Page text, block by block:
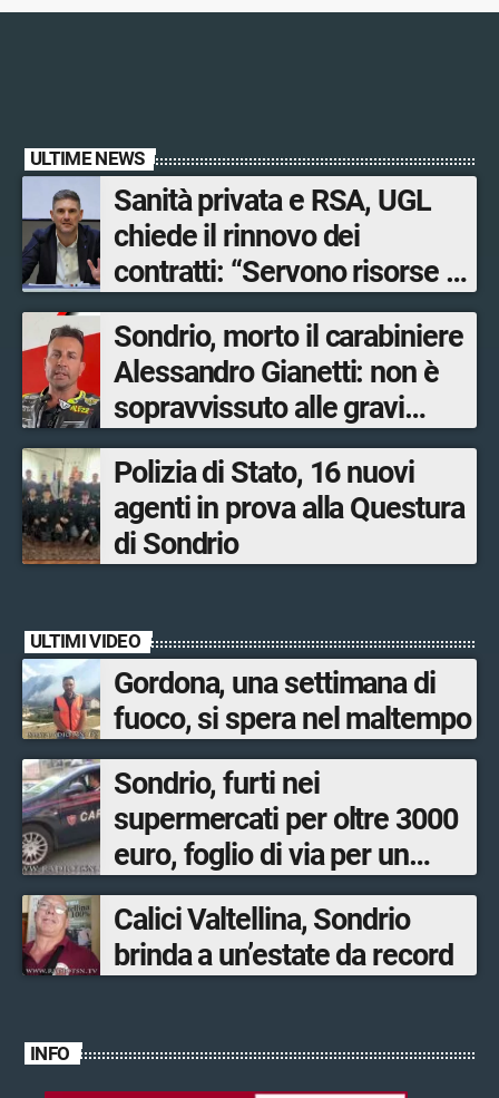
ULTIME NEWS
Sanità privata e RSA, UGL
chiede il rinnovo dei
contratti: “Servono risorse e
salari adeguati”
Sondrio, morto il carabiniere
Alessandro Gianetti: non è
sopravvissuto alle gravi
ustioni
Polizia di Stato, 16 nuovi
agenti in prova alla Questura
di Sondrio
ULTIMI VIDEO
Gordona, una settimana di
fuoco, si spera nel maltempo
Sondrio, furti nei
supermercati per oltre 3000
euro, foglio di via per un
ventinovenne
Calici Valtellina, Sondrio
brinda a un’estate da record
INFO